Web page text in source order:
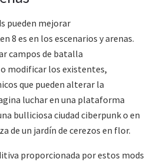
pueden mejorar
8 es en los escenarios y arenas.
campos de batalla
modificar los existentes,
que pueden alterar la
luchar en una plataforma
bulliciosa ciudad ciberpunk o en
de un jardín de cerezos en flor.
proporcionada por estos mods